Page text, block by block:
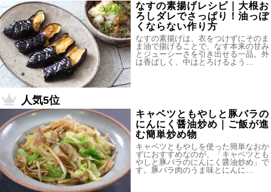
なすの素揚げレシピ｜大根お
ろしダレでさっぱり！油っぽ
くならない作り方
なすの素揚げは、衣をつけずにそのま
ま油で揚げることで、なす本来の甘み
とジューシーさを引き出せる一品。外
は香ばしく、中はとろけるよう…
人気5位
キャベツともやしと豚バラの
にんにく醤油炒め｜ご飯が進
む簡単炒め物
キャベツともやしを使った簡単なおか
ずにおすすめなのが、「キャベツとも
やしと豚バラのにんにく醤油炒め」で
す。豚バラ肉のうま味とにんに…